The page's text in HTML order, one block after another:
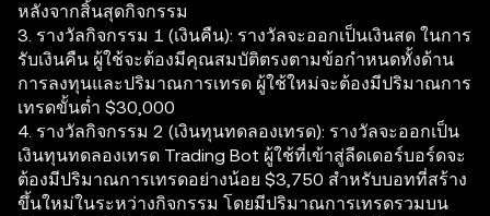
หลังจากสิ้นสุดกิจกรรม
3. รางวัลกิจกรรม 1 (เงินคืน): รางวัลจะออกเป็นเงินสด ในการ
รับเงินคืน ผู้ใช้จะต้องมีคุณสมบัติตรงตามข้อกำหนดทั้งด้าน
การลงทุนและปริมาณการเทรด ผู้ใช้ใหม่จะต้องมีปริมาณการ
เทรดขั้นต่ำ $30,000
4. รางวัลกิจกรรม 2 (เงินทุนทดลองเทรด): รางวัลจะออกเป็น
เงินทุนทดลองเทรด Trading Bot ผู้ใช้ที่เข้าสู่ลีดเดอร์บอร์ดจะ
ต้องมีปริมาณการเทรดอย่างน้อย $3,750 สำหรับบอทที่สร้าง
ขึ้นใหม่ในระหว่างกิจกรรม โดยมีปริมาณการเทรดรวมบน